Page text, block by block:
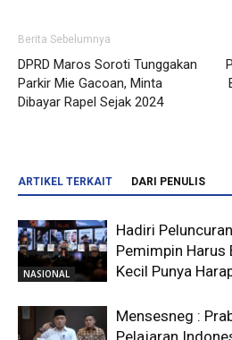
Berita Sebelumnya
DPRD Maros Soroti Tunggakan
Parkir Mie Gacoan, Minta
Dibayar Rapel Sejak 2024
ARTIKEL TERKAIT DARI PENULIS
NASIONAL
Hadiri
Pemimpin Harus
Kecil Punya
Mensesneg :